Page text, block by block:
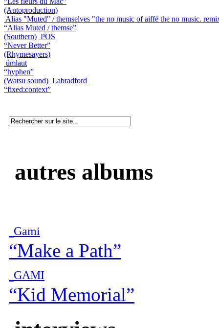
(Autoproduction)
Alias "Muted" / themselves "the no music of aiffé the no music.
“Alias Muted / themse”
(Southern) POS
“Never Better”
(Rhymesayers)
ümlaut
“hyphen”
(Watsu sound) Labradford
“fixed:context”
autres albums
Gami
“Make a Path”
GAMI
“Kid Memorial”